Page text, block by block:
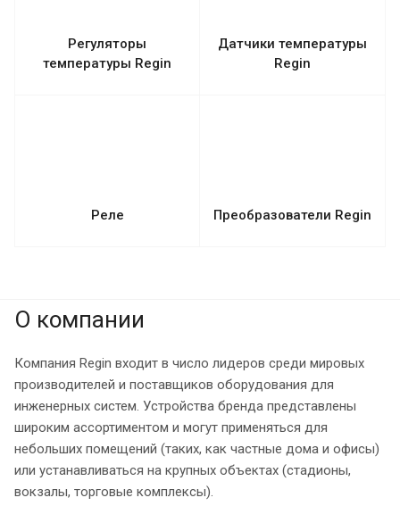
Регуляторы
температуры Regin
Датчики температуры
Regin
Реле Преобразователи Regin
О компании
Компания Regin входит в число лидеров среди мировых
производителей и поставщиков оборудования для
инженерных систем. Устройства бренда представлены
широким ассортиментом и могут применяться для
небольших помещений (таких, как частные дома и офисы)
или устанавливаться на крупных объектах (стадионы,
вокзалы, торговые комплексы).